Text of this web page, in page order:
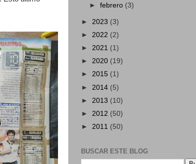
►febrero (3)
► 2023 (3)
► 2022 (2)
► 2021 (1)
► 2020 (19)
► 2015 (1)
► 2014 (5)
► 2013 (10)
► 2012 (50)
► 2011 (50)
BUSCAR ESTE BLOG